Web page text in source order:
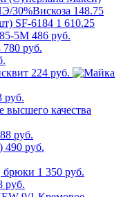
148.75
1 610.25
486 руб.
780 руб.
224 руб.
руб.
руб.
490 руб.
1 350 руб.
руб.